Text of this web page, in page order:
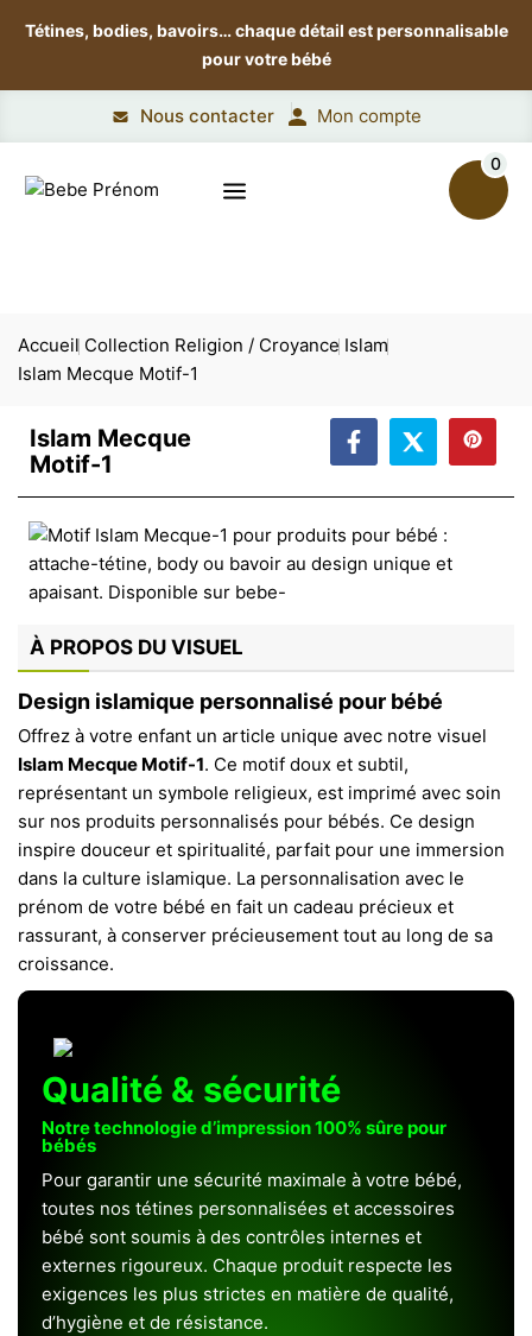
Tétines, bodies, bavoirs…chaque détail est personnalisable
pour votre bébé
Nous contacter Mon compte
0
Accueil Collection Religion / Croyance Islam
Islam Mecque Motif-1
Islam Mecque
Motif-1
À PROPOS DU VISUEL
Design islamique personnalisé pour bébé
Offrez à votre enfant un article unique avec notre visuel
Islam Mecque Motif-1. Ce motif doux et subtil,
représentant un symbole religieux, est imprimé avec soin
sur nos produits personnalisés pour bébés. Ce design
inspire douceur et spiritualité, parfait pour une immersion
dans la culture islamique. La personnalisation avec le
prénom de votre bébé en fait un cadeau précieux et
rassurant, à conserver précieusement tout au long de sa
croissance.
Qualité & sécurité
Notre technologie d’impression 100% sûre pour
bébés
Pour garantir une sécurité maximale à votre bébé,
toutes nos tétines personnalisées et accessoires
bébé sont soumis à des contrôles internes et
externes rigoureux. Chaque produit respecte les
exigences les plus strictes en matière de qualité,
d’hygiène et de résistance.